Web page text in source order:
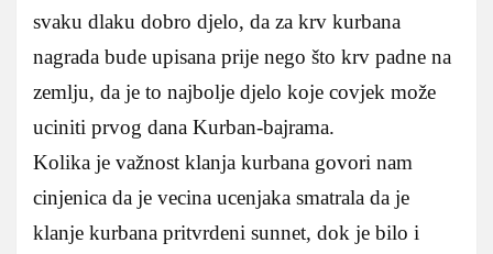
svaku dlaku dobro djelo, da za krv kurbana
nagrada bude upisana prije nego što krv padne na
zemlju, da je to najbolje djelo koje covjek može
uciniti prvog dana Kurban-bajrama.
Kolika je važnost klanja kurbana govori nam
cinjenica da je vecina ucenjaka smatrala da je
klanje kurbana pritvrdeni sunnet, dok je bilo i